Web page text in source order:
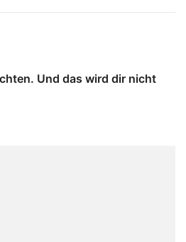
Und das wird dir nicht